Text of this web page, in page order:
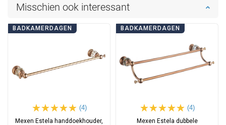
Misschien ook interessant
BADKAMERDAGEN
(4)
Mexen Estela handdoekhouder,
BADKAMERDAGEN
(4)
Mexen Estela dubbele